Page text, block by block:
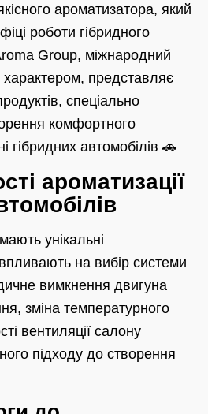
ароматизатора, який
роботи гібридного
Group, міжнародний
характером, представляє
спеціально
комфортного
гібридних автомобілів 🚗
ароматизації
унікальні
на вибір системи
вимкнення двигуна
зміна температурного
вентиляції салону
підходу до створення